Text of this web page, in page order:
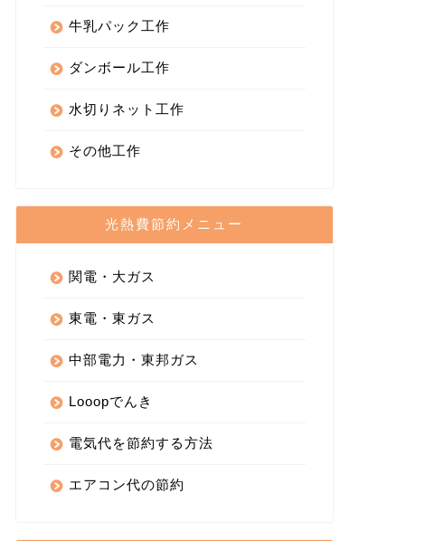
牛乳パック工作
ダンボール工作
水切りネット工作
その他工作
光熱費節約メニュー
関電・大ガス
東電・東ガス
中部電力・東邦ガス
Looopでんき
電気代を節約する方法
エアコン代の節約